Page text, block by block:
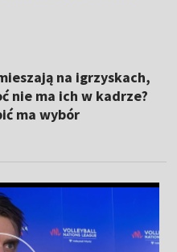
na igrzyskach,
nie ma ich w kadrze?
ma wybór